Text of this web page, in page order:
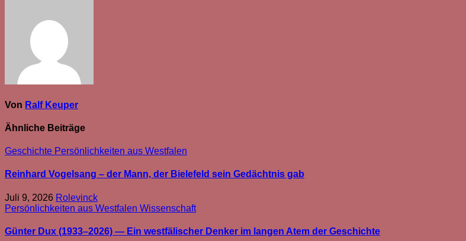
Von Ralf Keuper
Ähnliche Beiträge
Geschichte Persönlichkeiten aus Westfalen
Reinhard Vogelsang – der Mann, der Bielefeld sein Gedächtnis gab
Juli 9, 2026 Rolevinck
Persönlichkeiten aus Westfalen Wissenschaft
Günter Dux (1933–2026) — Ein westfälischer Denker im langen Atem der Geschichte